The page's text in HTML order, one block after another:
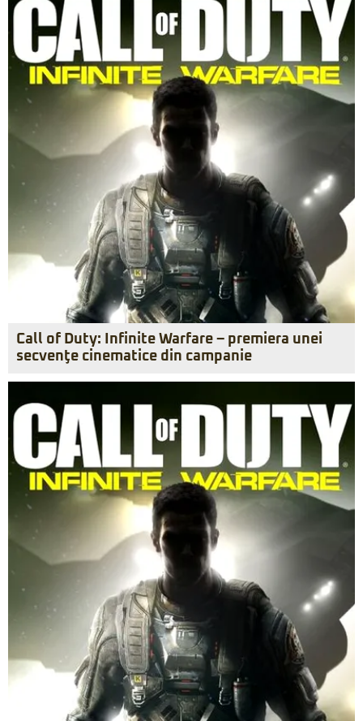
Call of Duty: Infinite Warfare – premiera unei
secvenţe cinematice din campanie